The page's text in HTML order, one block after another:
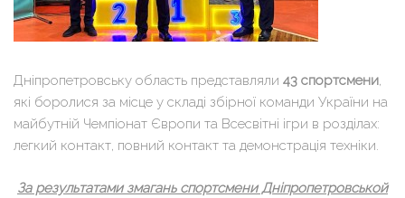
Дніпропетровську область представляли 43 спортсмени,
які боролися за місце у складі збірної команди України на
майбутній Чемпіонат Європи та Всесвітні ігри в розділах:
легкий контакт, повний контакт та демонстрація техніки.
За результатами змагань спортсмени Дніпропетровськой